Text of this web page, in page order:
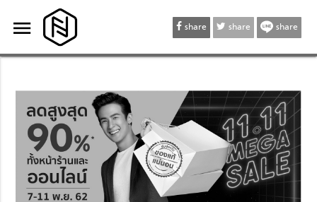
menu
menu share share share